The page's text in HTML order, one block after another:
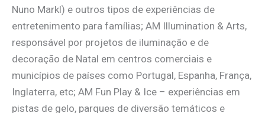
Nuno Markl) e outros tipos de experiências de
entretenimento para famílias; AM Illumination & Arts,
responsável por projetos de iluminação e de
decoração de Natal em centros comerciais e
municípios de países como Portugal, Espanha, França,
Inglaterra, etc; AM Fun Play & Ice – experiências em
pistas de gelo, parques de diversão temáticos e